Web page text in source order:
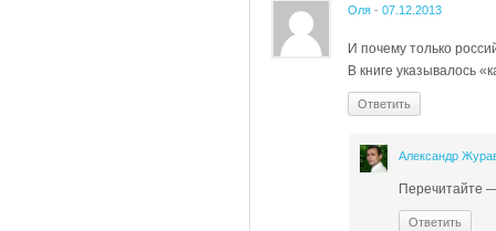
Оля - 07.12.2013
И почему только
В книге указывалось
Ответить
Александр
Перечитайте
Ответить